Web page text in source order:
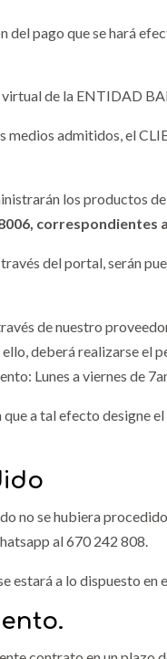
pago que se hará
de la ENTIDAD
medios admitidos, el
los productos de
correspondientes
del portal, serán
de nuestro
deberá realizarse el
Lunes a viernes de
a tal efecto designe
no se hubiera
al 670 242 808.
estará a lo dispuesto